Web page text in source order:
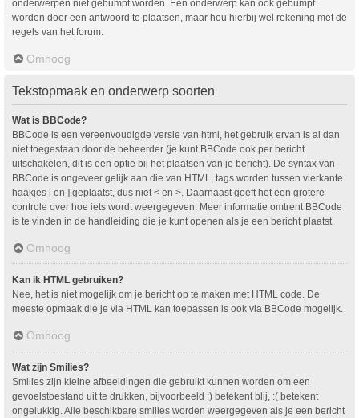
onderwerpen niet gebumpt worden. Een onderwerp kan ook gebumpt
worden door een antwoord te plaatsen, maar hou hierbij wel rekening met de
regels van het forum.
Omhoog
Tekstopmaak en onderwerp soorten
Wat is BBCode?
BBCode is een vereenvoudigde versie van html, het gebruik ervan is al dan
niet toegestaan door de beheerder (je kunt BBCode ook per bericht
uitschakelen, dit is een optie bij het plaatsen van je bericht). De syntax van
BBCode is ongeveer gelijk aan die van HTML, tags worden tussen vierkante
haakjes [ en ] geplaatst, dus niet < en >. Daarnaast geeft het een grotere
controle over hoe iets wordt weergegeven. Meer informatie omtrent BBCode
is te vinden in de handleiding die je kunt openen als je een bericht plaatst.
Omhoog
Kan ik HTML gebruiken?
Nee, het is niet mogelijk om je bericht op te maken met HTML code. De
meeste opmaak die je via HTML kan toepassen is ook via BBCode mogelijk.
Omhoog
Wat zijn Smilies?
Smilies zijn kleine afbeeldingen die gebruikt kunnen worden om een
gevoelstoestand uit te drukken, bijvoorbeeld :) betekent blij, :( betekent
ongelukkig. Alle beschikbare smilies worden weergegeven als je een bericht